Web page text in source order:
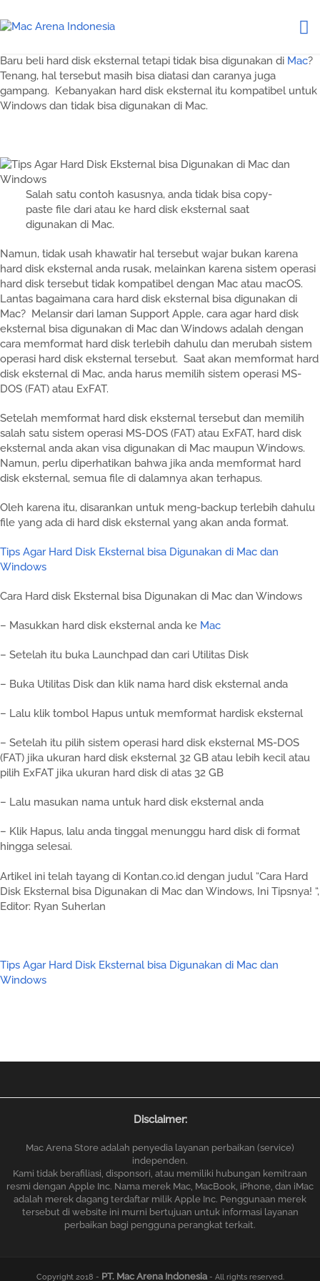
Baru beli hard disk eksternal tetapi tidak bisa digunakan di Mac?
Tenang, hal tersebut masih bisa diatasi dan caranya juga
gampang. Kebanyakan hard disk eksternal itu kompatibel untuk
Windows dan tidak bisa digunakan di Mac.
Salah satu contoh kasusnya, anda tidak bisa copy-
paste file dari atau ke hard disk eksternal saat
digunakan di Mac.
Namun, tidak usah khawatir hal tersebut wajar bukan karena
hard disk eksternal anda rusak, melainkan karena sistem operasi
hard disk tersebut tidak kompatibel dengan Mac atau macOS.
Lantas bagaimana cara hard disk eksternal bisa digunakan di
Mac? Melansir dari laman Support Apple, cara agar hard disk
eksternal bisa digunakan di Mac dan Windows adalah dengan
cara memformat hard disk terlebih dahulu dan merubah sistem
operasi hard disk eksternal tersebut. Saat akan memformat hard
disk eksternal di Mac, anda harus memilih sistem operasi MS-
DOS (FAT) atau ExFAT.
Setelah memformat hard disk eksternal tersebut dan memilih
salah satu sistem operasi MS-DOS (FAT) atau ExFAT, hard disk
eksternal anda akan visa digunakan di Mac maupun Windows.
Namun, perlu diperhatikan bahwa jika anda memformat hard
disk eksternal, semua file di dalamnya akan terhapus.
Oleh karena itu, disarankan untuk meng-backup terlebih dahulu
file yang ada di hard disk eksternal yang akan anda format.
Tips Agar Hard Disk Eksternal bisa Digunakan di Mac dan
Windows
Cara Hard disk Eksternal bisa Digunakan di Mac dan Windows
– Masukkan hard disk eksternal anda ke Mac
– Setelah itu buka Launchpad dan cari Utilitas Disk
– Buka Utilitas Disk dan klik nama hard disk eksternal anda
– Lalu klik tombol Hapus untuk memformat hardisk eksternal
– Setelah itu pilih sistem operasi hard disk eksternal MS-DOS
(FAT) jika ukuran hard disk eksternal 32 GB atau lebih kecil atau
pilih ExFAT jika ukuran hard disk di atas 32 GB
– Lalu masukan nama untuk hard disk eksternal anda
– Klik Hapus, lalu anda tinggal menunggu hard disk di format
hingga selesai.
Artikel ini telah tayang di Kontan.co.id dengan judul “Cara Hard
Disk Eksternal bisa Digunakan di Mac dan Windows, Ini Tipsnya! “,
Editor: Ryan Suherlan
Tips Agar Hard Disk Eksternal bisa Digunakan di Mac dan
Windows
Disclaimer:
Mac Arena Store adalah penyedia layanan perbaikan (service)
independen.
Kami tidak berafiliasi, disponsori, atau memiliki hubungan kemitraan
resmi dengan Apple Inc. Nama merek Mac, MacBook, iPhone, dan iMac
adalah merek dagang terdaftar milik Apple Inc. Penggunaan merek
tersebut di website ini murni bertujuan untuk informasi layanan
perbaikan bagi pengguna perangkat terkait.
Copyright 2018 - PT. Mac Arena Indonesia- All rights reserved.